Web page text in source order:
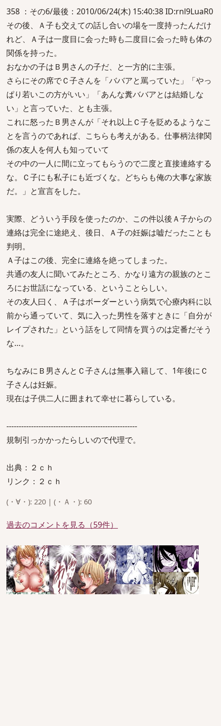
358 ：その6/最後：2010/06/24(木) 15:40:38 ID:rnl9LuaR0
その後、Ａ子も交えての話し合いの場を一度持ったんだけ
れど、Ａ子は一度目に会った時も二度目に会った時も体の
関係を持った。
おなかの子はＢ男さんの子だ、と一方的に主張。
さらにその席でＣ子さんを「ババアと罵っていた」「やっ
ぱり若いこの方がいい」「あんな糞ババアとは結婚しな
い」と言っていた、とも主張。
これに怒ったＢ男さんが「それ以上Ｃ子を貶めるようなこ
とを言うのであれば、こちらも考えがある。仕事柄法律関
係の友人を何人も知っていて
その中の一人に間に立ってもらうので二度と直接連絡する
な。Ｃ子にも私子にも近づくな。どちらも俺の大事な家族
だ。」と宣言をした。
実際、どういう手段を使ったのか、この件以後Ａ子からの
連絡は完全に途絶え、後日、Ａ子の妊娠は嘘だったことも
判明。
Ａ子はこの後、完全に連絡を絶ってしまった。
共通の友人に聞いてみたところ、かなり遠方の親族のとこ
ろにお世話になっている、ということらしい。
その友人曰く、Ａ子はボーダーという病気で心療内科に以
前から通っていて、気に入った男性を落すときに「自分が
レイプされた」という話をして同情を買うのは定番だそう
な…。
ちなみにＢ男さんとＣ子さんは無事入籍して、1年後にＣ
子さんは妊娠。
現在は子供二人に囲まれて幸せに暮らしている。
-----------------------------------------------------
規制引っかかったらしいので代理で。
出典：２ｃｈ
リンク：２ｃｈ
(・∀・): 220 | (・Ａ・): 60
過去のコメントを見る（59件）